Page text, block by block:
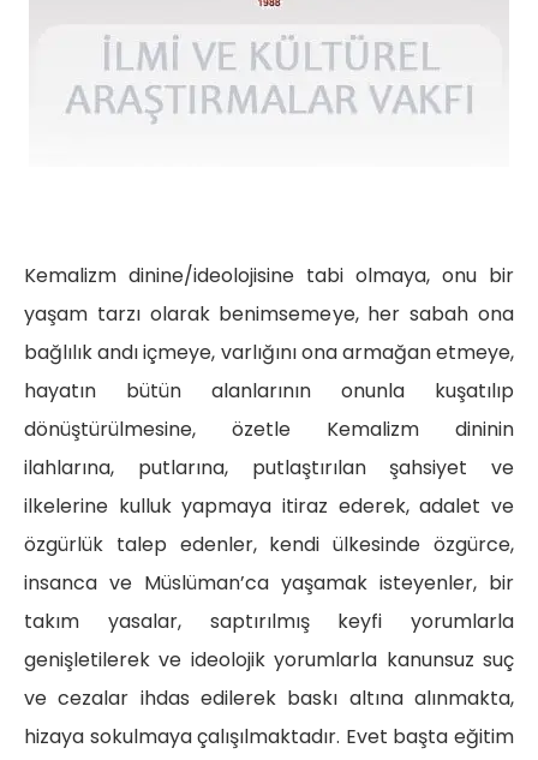
Kemalizm dinine/ideolojisine tabi olmaya, onu bir
yaşam tarzı olarak benimsemeye, her sabah ona
bağlılık andı içmeye, varlığını ona armağan etmeye,
hayatın bütün alanlarının onunla kuşatılıp
dönüştürülmesine, özetle Kemalizm dininin
ilahlarına, putlarına, putlaştırılan şahsiyet ve
ilkelerine kulluk yapmaya itiraz ederek, adalet ve
özgürlük talep edenler, kendi ülkesinde özgürce,
insanca ve Müslüman’ca yaşamak isteyenler, bir
takım yasalar, saptırılmış keyfi yorumlarla
genişletilerek ve ideolojik yorumlarla kanunsuz suç
ve cezalar ihdas edilerek baskı altına alınmakta,
hizaya sokulmaya çalışılmaktadır. Evet başta eğitim